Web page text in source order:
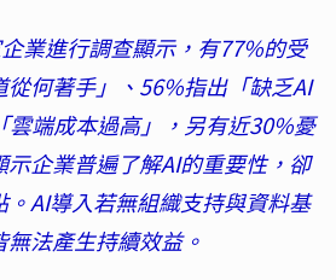
業進行調查顯示，有77%的受
何著手」、56%指出「缺乏AI
端成本過高」，另有近30%憂
企業普遍了解AI的重要性，卻
AI導入若無組織支持與資料基
法產生持續效益。